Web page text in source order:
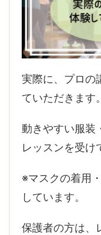
実際に、プロの
ていただきます。
動きやすい服装
レッスンを受け
※マスクの着用
しています。
保護者の方は、